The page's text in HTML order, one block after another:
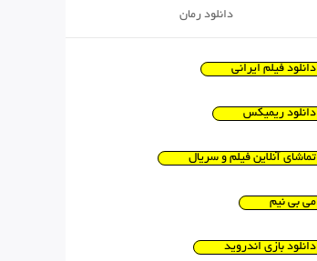
دانلود رمان
دانلود فیلم ایرانی
دانلود ریمیکس
تماشای آنلاین فیلم و سریال
می بی نیم
دانلود بازی اندروید